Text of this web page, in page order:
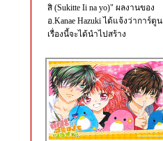
สิ (Sukitte Ii na yo)" ผลงานของ
อ.Kanae Hazuki ได้แจ้งว่าการ์ตูน
เรื่องนี้จะได้นำไปสร้าง